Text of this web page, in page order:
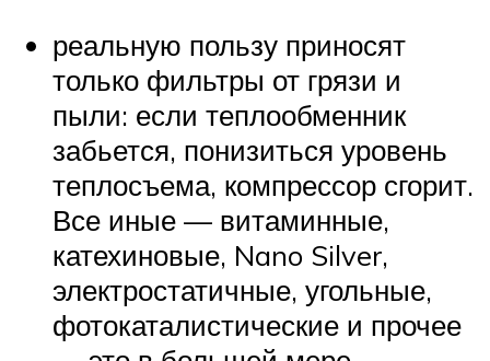
реальную пользу приносят
только фильтры от грязи и
пыли: если теплообменник
забьется, понизиться уровень
теплосъема, компрессор сгорит.
Все иные — витаминные,
катехиновые, Nano Silver,
электростатичные, угольные,
фотокаталистические и прочее